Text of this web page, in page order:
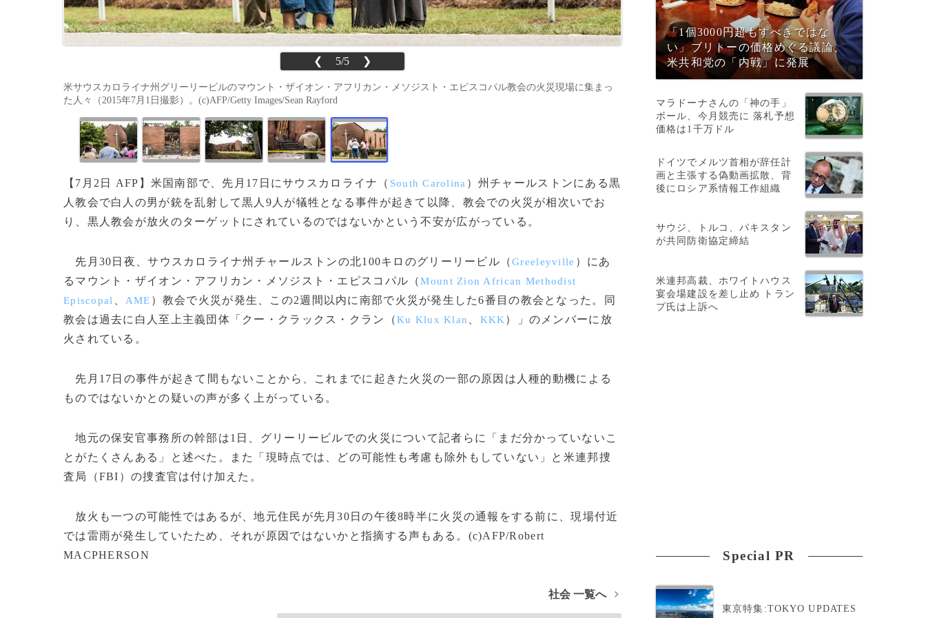
❮ 5/5 ❯
米サウスカロライナ州グリーリービルのマウント・ザイオン・アフリカン・メソジスト・エピスコパル教会の火災現場に集まっ
た人々（2015年7月1日撮影）。(c)AFP/Getty Images/Sean Rayford
【7月2日 AFP】米国南部で、先月17日にサウスカロライナ（ South Carolina ）州チャールストンにある黒
人教会で白人の男が銃を乱射して黒人9人が犠牲となる事件が起きて以降、教会での火災が相次いでお
り、黒人教会が放火のターゲットにされているのではないかという不安が広がっている。
先月30日夜、サウスカロライナ州チャールストンの北100キロのグリーリービル（Greeleyville ）にあ
るマウント・ザイオン・アフリカン・メソジスト・エピスコパル（Mount Zion African Methodist
Episcopal
AME ）教会で火災が発生、この2週間以内に南部で火災が発生した6番目の教会となった。同
教会は過去に白人至上主義団体「クー・クラックス・クラン（Ku Klux Klan KKK ）」のメンバーに放
火されている。
先月17日の事件が起きて間もないことから、これまでに起きた火災の一部の原因は人種的動機による
ものではないかとの疑いの声が多く上がっている。
地元の保安官事務所の幹部は1日、グリーリービルでの火災について記者らに「まだ分かっていないこ
とがたくさんある」と述べた。また「現時点では、どの可能性も考慮も除外もしていない」と米連邦捜
査局（FBI）の捜査官は付け加えた。
放火も一つの可能性ではあるが、地元住民が先月30日の午後8時半に火災の通報をする前に、現場付近
では雷雨が発生していたため、それが原因ではないかと指摘する声もある。(c)AFP/Robert
MACPHERSON
社会 一覧へ >
「1個3000円超もすべきではな
い」ブリトーの価格めぐる議論、
米共和党の「内戦」に発展
マラドーナさんの「神の手」
ボール、今月競売に 落札予想
価格は1千万ドル
ドイツでメルツ首相が辞任計
画と主張する偽動画拡散、背
後にロシア系情報工作組織
サウジ、トルコ、パキスタン
が共同防衛協定締結
米連邦高裁、ホワイトハウス
宴会場建設を差し止め トラン
プ氏は上訴へ
Special PR
東京特集:TOKYO UPDATES